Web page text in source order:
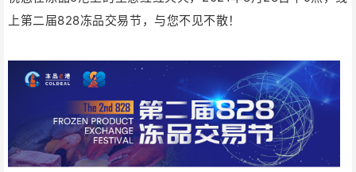
上第二届828冻品交易节，与您不见不散！